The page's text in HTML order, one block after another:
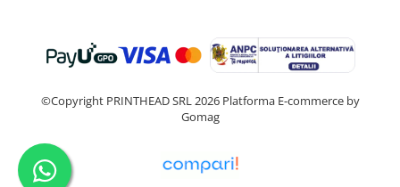
©Copyright PRINTHEAD SRL 2026 Platforma E-commerce by
Gomag